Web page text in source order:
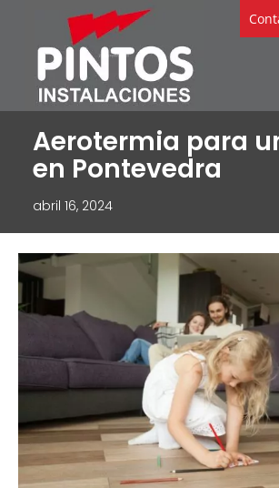
Aerotermia para
en Pontevedra
abril 16, 2024